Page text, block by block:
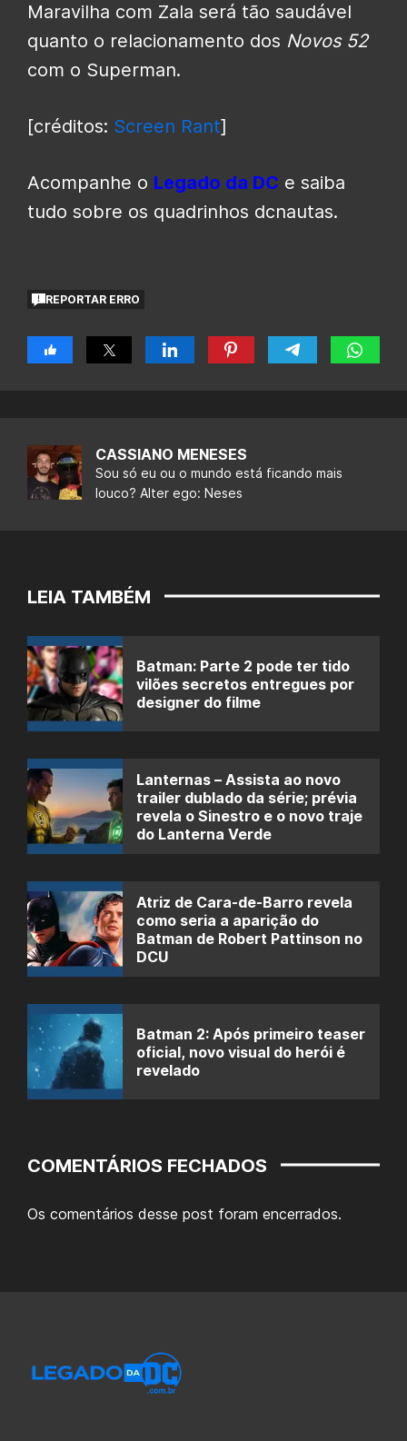
Maravilha com Zala será tão saudável
quanto o relacionamento dos Novos 52
com o Superman.
[créditos: Screen Rant]
Acompanhe o Legado da DC e saiba
tudo sobre os quadrinhos dcnautas.
REPORTAR ERRO
CASSIANO MENESES
Sou só eu ou o mundo está ficando mais
louco? Alter ego: Neses
LEIA TAMBÉM
Batman: Parte 2 pode ter tido
vilões secretos entregues por
designer do filme
Lanternas – Assista ao novo
trailer dublado da série; prévia
revela o Sinestro e o novo traje
do Lanterna Verde
Atriz de Cara-de-Barro revela
como seria a aparição do
Batman de Robert Pattinson no
DCU
Batman 2: Após primeiro teaser
oficial, novo visual do herói é
revelado
COMENTÁRIOS FECHADOS
Os comentários desse post foram encerrados.